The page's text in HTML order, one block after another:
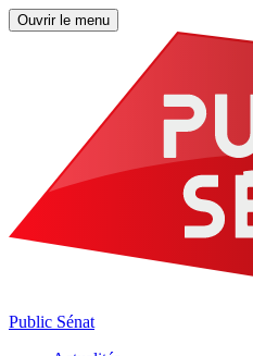
Ouvrir le menu
Public Sénat